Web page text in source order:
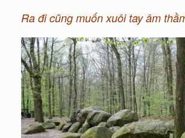
Ra đi cũng muốn xuôi tay âm